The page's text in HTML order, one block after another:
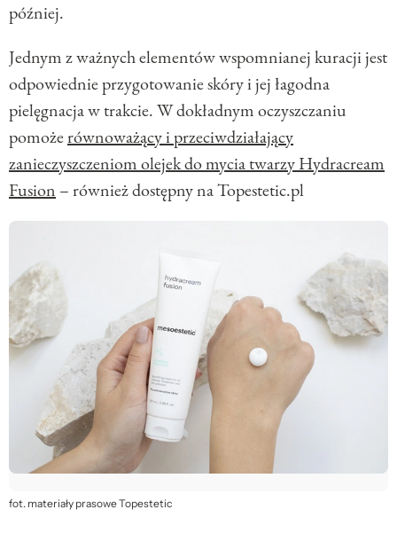
później.
Jednym z ważnych elementów wspomnianej kuracji jest
odpowiednie przygotowanie skóry i jej łagodna
pielęgnacja w trakcie. W dokładnym oczyszczaniu
pomożerównoważący i przeciwdziałający
zanieczyszczeniom olejek do mycia twarzy Hydracream
Fusion – również dostępny na Topestetic.pl
fot. materiały prasowe Topestetic